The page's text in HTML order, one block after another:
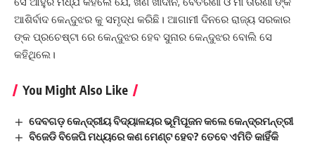
ଆଶିର୍ବାଦ କେନ୍ଦୁଝର କୁ ସମୃଦ୍ଧ କରିଛି। ଆଗାମୀ ଦିନରେ ରାଜ୍ୟ ସରକାର
ଙ୍କ ପ୍ରଚେଷ୍ଟା ରେ କେନ୍ଦୁଝର ହେବ ସୁନାର କେନ୍ଦୁଝର ବୋଲି ସେ
କହିଥିଲେ।
You Might Also Like
ଦେବଗଡ଼ କେନ୍ଦ୍ରୀୟ ବିଦ୍ୟାଳୟର ଭୂମିପୂଜନ କଲେ କେନ୍ଦ୍ରମନ୍ତ୍ରୀ
ବିଜେଡି ବିଜେପି ମଧ୍ୟରେ କଣ ମେଣ୍ଟ ହେବ? ତେବେ ଏମିତି କାହିଁକି